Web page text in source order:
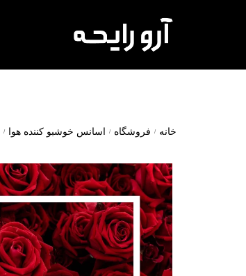
خانه / فروشگاه / اسانس خوشبو کننده هوا /